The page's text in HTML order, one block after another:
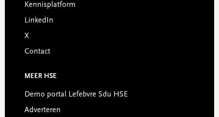
Kennisplatform
LinkedIn
X
Contact
MEER HSE
Demo portal Lefebvre Sdu HSE
Adverteren